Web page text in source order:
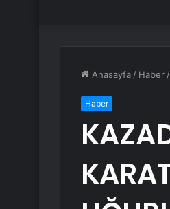
Anasayfa / Haber /
Haber